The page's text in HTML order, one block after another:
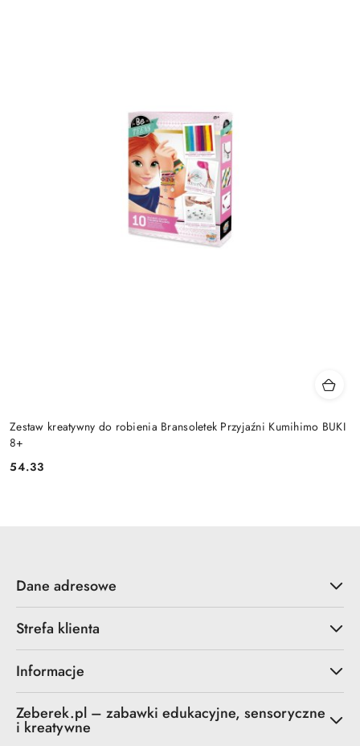
Zestaw kreatywny do robienia Bransoletek Przyjaźni Kumihimo BUKI
8+
Cena:
54.33
Dane adresowe
Strefa klienta
Informacje
Zeberek.pl – zabawki edukacyjne, sensoryczne
i kreatywne